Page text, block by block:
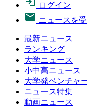
ログイン
ニュースを
最新ニュース
ランキング
大学ニュース
小中高ニュース
大学発ベンチャ
ニュース特集
動画ニュース